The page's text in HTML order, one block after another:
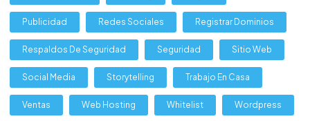
Publicidad Redes Sociales Registrar Dominios
Respaldos De Seguridad Seguridad Sitio Web
Social Media Storytelling Trabajo En Casa
Ventas Web Hosting Whitelist Wordpress